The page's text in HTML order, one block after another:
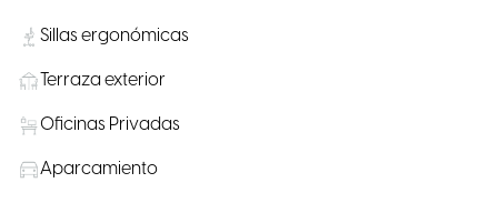
Sillas ergonómicas
Terraza exterior
Oficinas Privadas
Aparcamiento